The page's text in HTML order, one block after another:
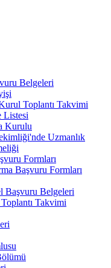
Belgeleri
Toplantı Takvimi
Kurulu
Uzmanlık
Formları
Başvuru Formları
Başvuru Belgeleri
Takvimi